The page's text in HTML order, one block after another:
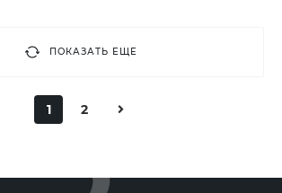
ПОКАЗАТЬ ЕЩЕ
1 2